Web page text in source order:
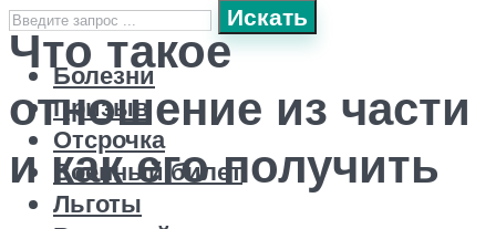
Искать
Болезни
Призыв
Отсрочка
Военный билет
Льготы
Что такое
отношение из части
и как его получить